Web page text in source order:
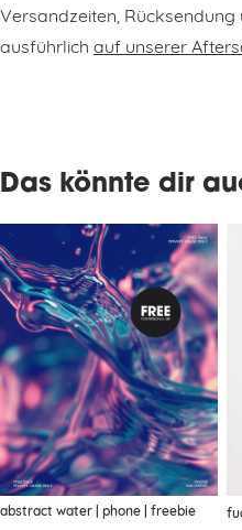
Versandzeiten,
ausführlich auf unserer
Das könnte dir
abstract water | phone | freebie